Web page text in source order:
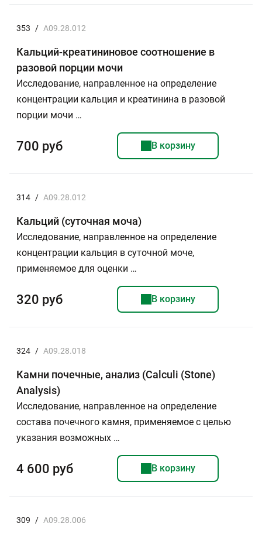
353 / A09.28.012
Кальций-креатининовое соотношение в
разовой порции мочи
Исследование, направленное на определение
концентрации кальция и креатинина в разовой
порции мочи …
700 руб В корзину
314 / A09.28.012
Кальций (суточная моча)
Исследование, направленное на определение
концентрации кальция в суточной моче,
применяемое для оценки …
320 руб В корзину
324 / A09.28.018
Камни почечные, анализ (Calculi (Stone)
Analysis)
Исследование, направленное на определение
состава почечного камня, применяемое с целью
указания возможных …
4 600 руб В корзину
309 / A09.28.006